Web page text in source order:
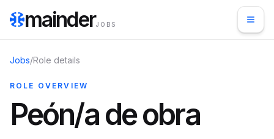
mainderJOBS
Jobs/Role details
ROLE OVERVIEW
Peón/a de obra